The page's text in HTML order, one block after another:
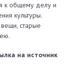
к общему делу и
культуры.
старые
на источник